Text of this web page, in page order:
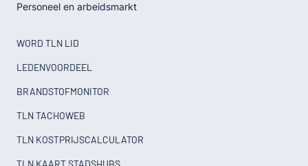
Personeel en arbeidsmarkt
WORD TLN LID
LEDENVOORDEEL
BRANDSTOFMONITOR
TLN TACHOWEB
TLN KOSTPRIJSCALCULATOR
TLN KAART STADSHUBS